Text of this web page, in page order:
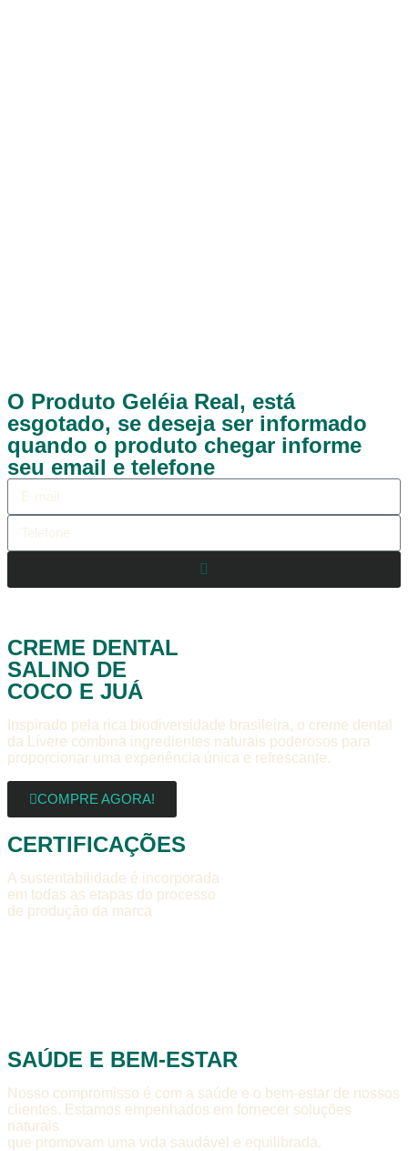
O Produto Geléia Real, está
esgotado, se deseja ser informado
quando o produto chegar informe
seu email e telefone
CREME DENTAL
SALINO DE
COCO E JUÁ
Inspirado pela rica biodiversidade brasileira, o creme dental
da Lívere combina ingredientes naturais poderosos para
proporcionar uma experiência única e refrescante.
COMPRE AGORA!
CERTIFICAÇÕES
A sustentabilidade é incorporada
em todas as etapas do processo
de produção da marca
SAÚDE E BEM-ESTAR
Nosso compromisso é com a saúde e o bem-estar de nossos
clientes. Estamos empenhados em fornecer soluções
naturais
que promovam uma vida saudável e equilibrada.